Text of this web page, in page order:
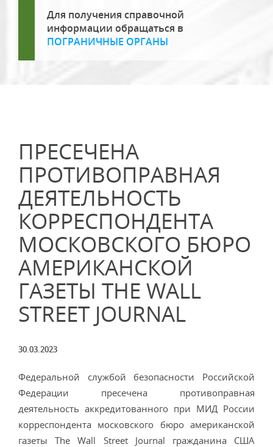
Для получения справочной
информации обращаться в
ПОГРАНИЧНЫЕ ОРГАНЫ
ПРЕСЕЧЕНА
ПРОТИВОПРАВНАЯ
ДЕЯТЕЛЬНОСТЬ
КОРРЕСПОНДЕНТА
МОСКОВСКОГО БЮРО
АМЕРИКАНСКОЙ
ГАЗЕТЫ THE WALL
STREET JOURNAL
30.03.2023
Федеральной службой безопасности Российской
Федерации пресечена противоправная
деятельность аккредитованного при МИД России
корреспондента московского бюро американской
газеты The Wall Street Journal гражданина США